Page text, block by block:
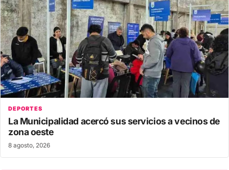
DEPORTES
La Municipalidad acercó sus servicios a vecinos de
zona oeste
8 agosto, 2026